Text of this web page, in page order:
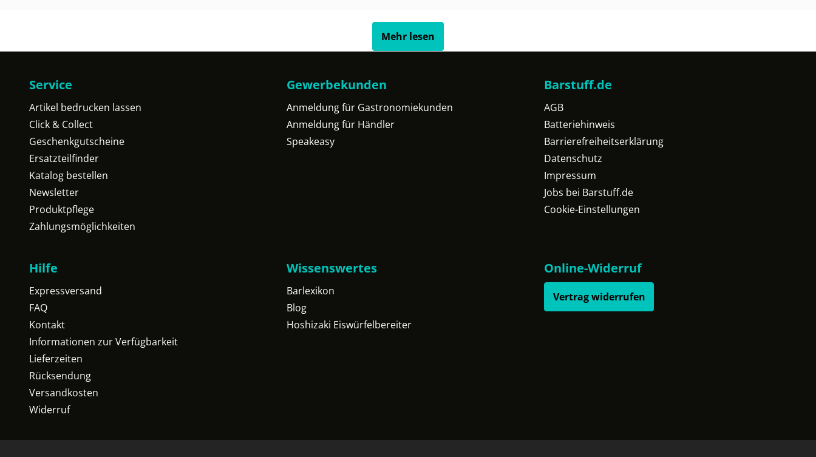
Mehr lesen
Service
Artikel bedrucken lassen
Click & Collect
Geschenkgutscheine
Ersatzteilfinder
Katalog bestellen
Newsletter
Produktpflege
Zahlungsmöglichkeiten
Gewerbekunden
Anmeldung für Gastronomiekunden
Anmeldung für Händler
Speakeasy
Barstuff.de
AGB
Batteriehinweis
Barrierefreiheitserklärung
Datenschutz
Impressum
Jobs bei Barstuff.de
Cookie-Einstellungen
Hilfe
Expressversand
FAQ
Kontakt
Informationen zur Verfügbarkeit
Lieferzeiten
Rücksendung
Versandkosten
Widerruf
Wissenswertes
Barlexikon
Blog
Hoshizaki Eiswürfelbereiter
Online-Widerruf
Vertrag widerrufen